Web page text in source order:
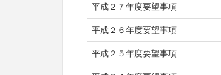
平成２７年度要望事項
平成２６年度要望事項
平成２５年度要望事項